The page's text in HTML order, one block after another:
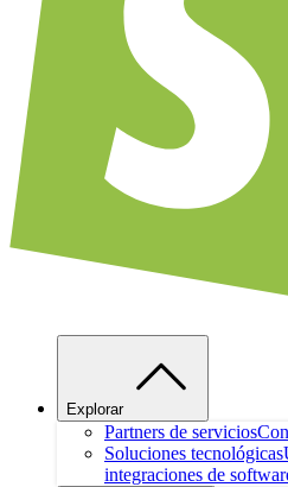
Explorar
Partners de servicios
Soluciones tecnológicas
integraciones de